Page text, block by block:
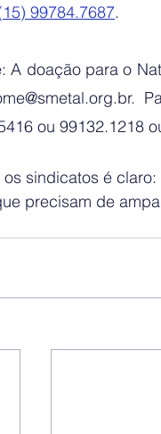
99784.7687.
A doação para o
ou 99132.1218
sindicatos é
precisam de